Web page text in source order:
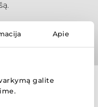
Apie
galite
.